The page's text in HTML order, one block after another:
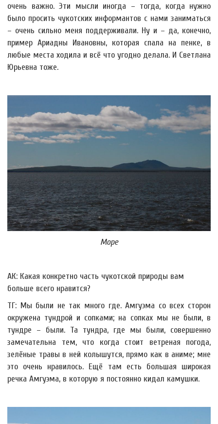
очень важно. Эти мысли иногда – тогда, когда нужно
было просить чукотских информантов с нами заниматься
– очень сильно меня поддерживали. Ну и – да, конечно,
пример Ариадны Ивановны, которая спала на пенке, в
любые места ходила и всё что угодно делала. И Светлана
Юрьевна тоже.
Море
АК: Какая конкретно часть чукотской природы вам
больше всего нравится?
ТГ: Мы были не так много где. Амгуэма со всех сторон
окружена тундрой и сопками; на сопках мы не были, в
тундре – были. Та тундра, где мы были, совершенно
замечательна тем, что когда стоит ветреная погода,
зелёные травы в ней колышутся, прямо как в аниме; мне
это очень нравилось. Ещё там есть большая широкая
речка Амгуэма, в которую я постоянно кидал камушки.